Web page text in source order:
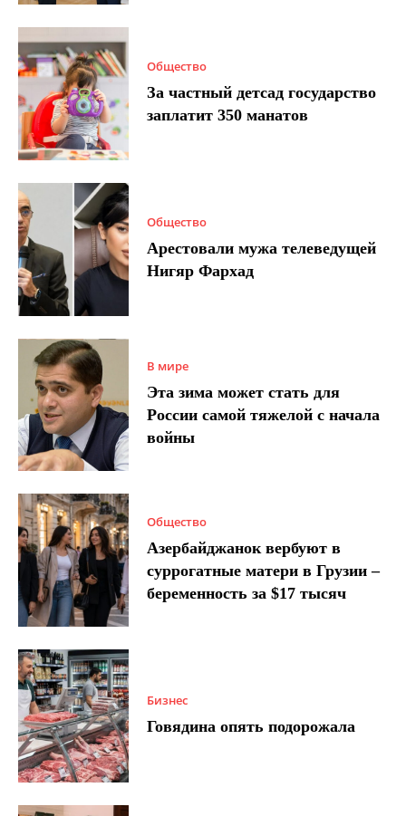
Общество
За частный детсад государство
заплатит 350 манатов
Общество
Арестовали мужа телеведущей
Нигяр Фархад
В мире
Эта зима может стать для
России самой тяжелой с начала
войны
Общество
Азербайджанок вербуют в
суррогатные матери в Грузии –
беременность за $17 тысяч
Бизнес
Говядина опять подорожала